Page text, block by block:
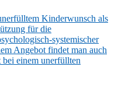
Kinderwunsch als
für die
systemischer
Angebot findet man auch
einem unerfüllten